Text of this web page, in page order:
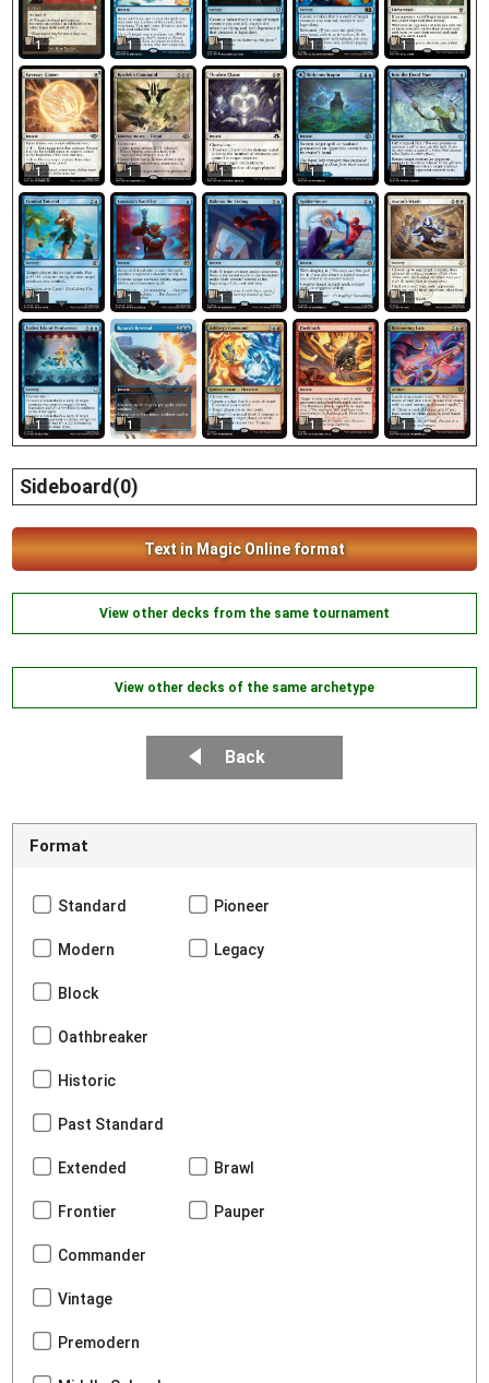
1 1 1 1 1
1 1 1 1 1
1 1 1 1 1
1 1 1 1 1
Sideboard(0)
Text in Magic Online format
View other decks from the same tournament
View other decks of the same archetype
Back
Format
Standard Pioneer
Modern Legacy
Block
Oathbreaker
Historic
Past Standard
Extended Brawl
Frontier Pauper
Commander
Vintage
Premodern